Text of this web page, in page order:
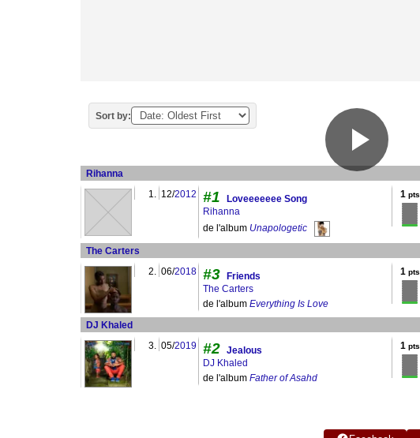
Sort by:
Rihanna
1. 12/2012 #1
Loveeeeeee Song
Rihanna
de l'album Unapologetic
1 pts
The Carters
2. 06/2018 #3 Friends
The Carters
de l'album Everything Is Love
1 pts
DJ Khaled
3. 05/2019 #2 Jealous
DJ Khaled
de l'album Father of Asahd
1 pts